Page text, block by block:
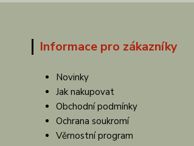
Informace pro zákazníky
Novinky
Jak nakupovat
Obchodní podmínky
Ochrana soukromí
Věrnostní program